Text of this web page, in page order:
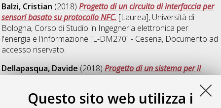
Questo sito web utilizza i
Balzi, Cristian (2018)Progetto di un circuito di interfaccia per
sensori basato su protocollo NFC. [Laurea], Università di
Bologna, Corso di Studio in Ingegneria elettronica per
l'energia e l'informazione [L-DM270] - Cesena, Documento ad
accesso riservato.
Dellapasqua, Davide(2018)Progetto di un sistema per il
controllo di nodi sensori mediante protocolli NFC/RFID.
Ingegneria
elettronica per l'energia e l'informazione [L-DM270] - Cesena